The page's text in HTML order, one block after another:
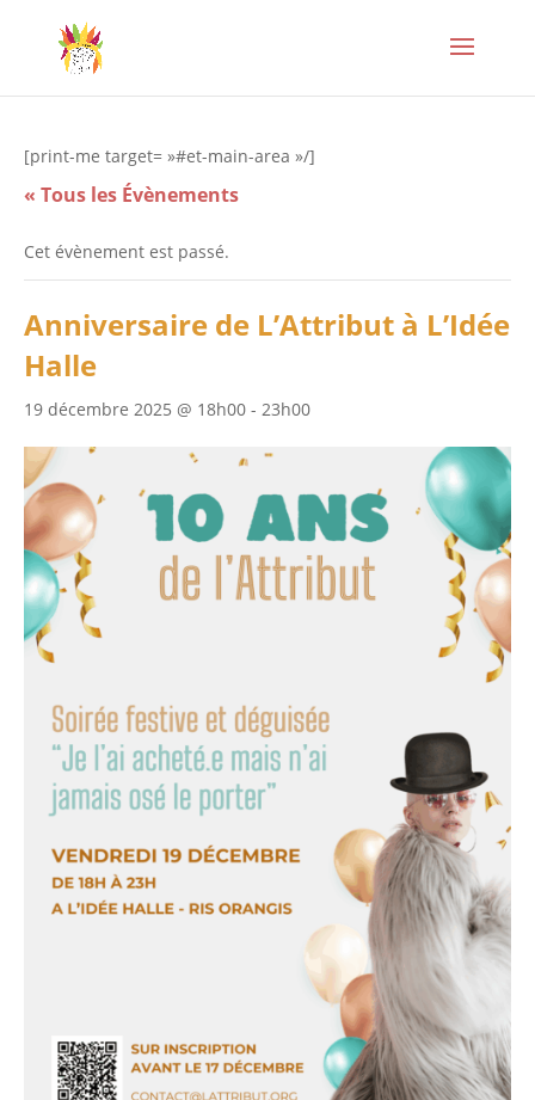
[print-me target= »#et-main-area »/]
« Tous les Évènements
Cet évènement est passé.
Anniversaire de L’Attribut à L’Idée
Halle
19 décembre 2025 @ 18h00 - 23h00